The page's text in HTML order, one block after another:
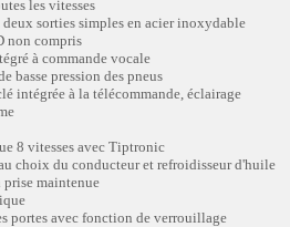
les vitesses
deux sorties simples en acier inoxydable
non compris
à commande vocale
basse pression des pneus
intégrée à la télécommande, éclairage
8 vitesses avec Tiptronic
choix du conducteur et refroidisseur d'huile
maintenue
portes avec fonction de verrouillage